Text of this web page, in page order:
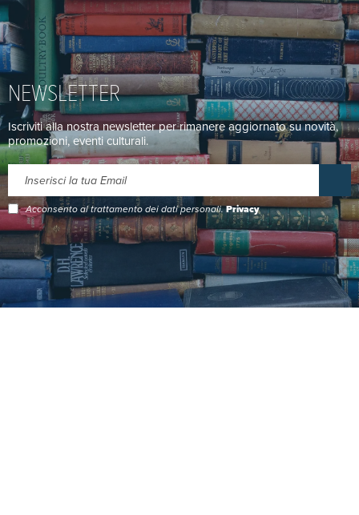
NEWSLETTER
Iscriviti alla nostra newsletter per rimanere aggiornato su novità,
promozioni, eventi culturali.
Acconsento al trattamento dei dati personali.Privacy